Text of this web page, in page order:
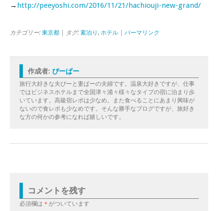
→ http://peeyoshi.com/2016/11/21/hachiouji-new-grand/
カテゴリー: 東京都 | タグ: 素泊り , ホテル パーマリンク
作成者: ぴーぱー
旅行大好きな夫ぴーと妻ぱーの夫婦です。温泉大好きですが、仕事
ではビジネスホテルまで全国津々浦々様々なタイプの宿に泊まり歩
いています。高級宿レポは少なめ。また食べることにあまり興味が
ないので食レポも少なめです。そんな勝手なブログですが、旅好き
な方の何かの参考になれば嬉しいです。
コメントを残す
必須欄は * がついています